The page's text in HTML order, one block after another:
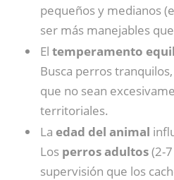
pequeños y medianos
ser más manejables
El temperamento
Busca perros
que no sean
territoriales.
La edad del animal
Los perros adultos(2-
supervisión que los